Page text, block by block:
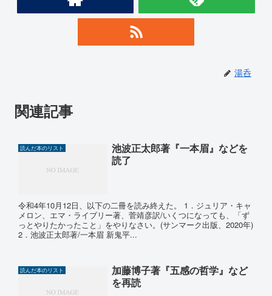
湯呑
関連記事
読んだ本のリスト
池波正太郎著『一本眉』などを
読了
令和4年10月12日、以下の二冊を読み終えた。 1．ジュリア・キャ
メロン、エマ・ライブリー著、菅靖彦訳/いくつになっても、「ず
っとやりたかったこと」をやりなさい。(サンマーク出版、2020年)
2．池波正太郎著/一本眉 新鬼平...
読んだ本のリスト
加藤博子著『五感の哲学』など
を再読